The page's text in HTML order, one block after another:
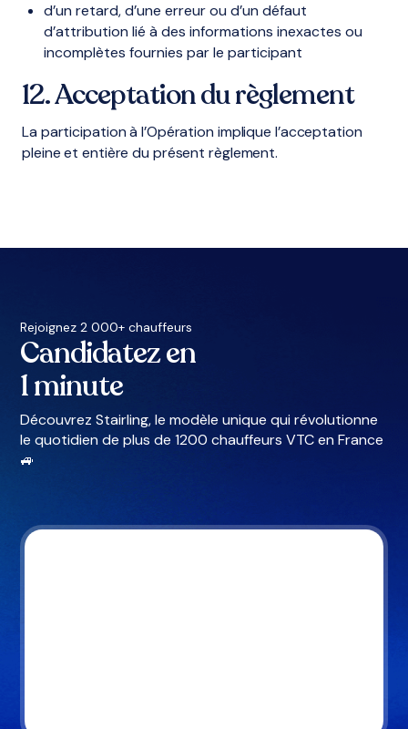
d’un retard, d’une erreur ou d’un défaut
d’attribution lié à des informations inexactes ou
incomplètes fournies par le participant
12. Acceptation du règlement
La participation à l’Opération implique l’acceptation
pleine et entière du présent règlement.
Rejoignez 2 000+ chauffeurs
Candidatez en
1 minute
Découvrez Stairling, le modèle unique qui révolutionne
le quotidien de plus de 1200 chauffeurs VTC en France
🚙